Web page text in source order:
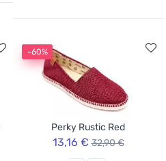
-60%
Perky Rustic Red
13,16 € 32,90 €